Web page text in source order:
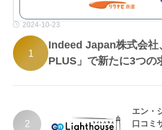
2024-10-23
1
Indeed Japan株式会社
PLUS」で新たに3つの
2
エン・
口コミ